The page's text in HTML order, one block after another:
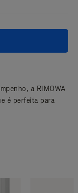
a RIMOWA
é perfeita para